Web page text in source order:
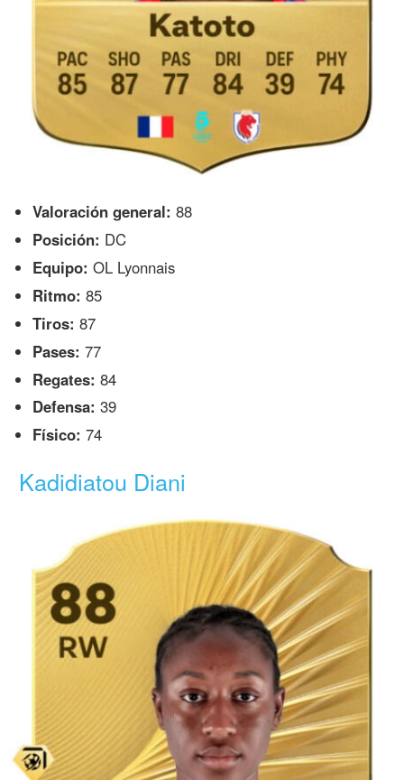
Valoración general: 88
Posición: DC
Equipo: OL Lyonnais
Ritmo: 85
Tiros: 87
Pases: 77
Regates: 84
Defensa: 39
Físico: 74
Kadidiatou Diani